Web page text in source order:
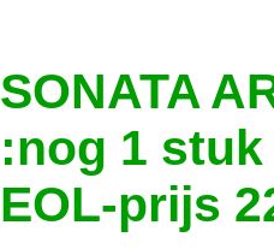
SONATA
:nog 1
EOL-prijs